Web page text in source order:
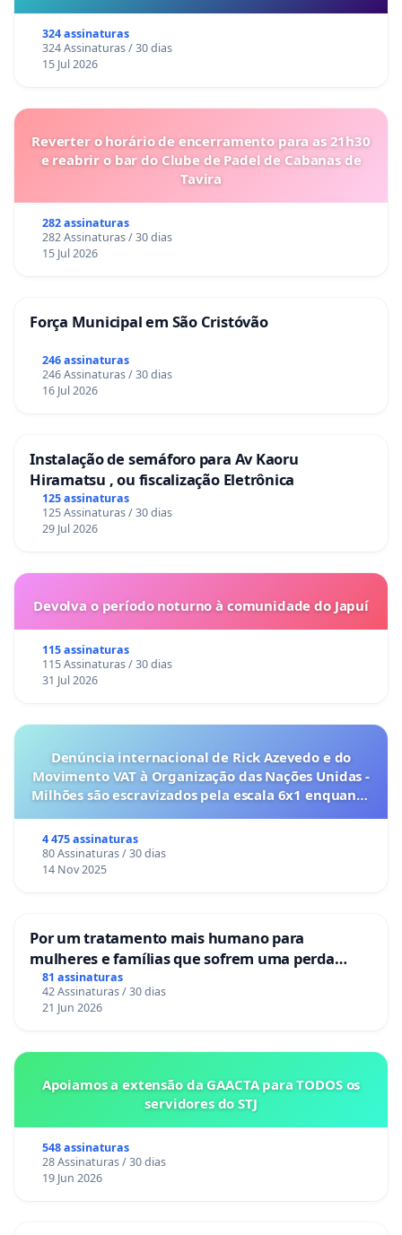
324 assinaturas
324 Assinaturas / 30 dias
15 Jul 2026
Reverter o horário de encerramento para as 21h30
e reabrir o bar do Clube de Padel de Cabanas de
Tavira
282 assinaturas
282 Assinaturas / 30 dias
15 Jul 2026
Força Municipal em São Cristóvão
246 assinaturas
246 Assinaturas / 30 dias
16 Jul 2026
Instalação de semáforo para Av Kaoru
Hiramatsu , ou fiscalização Eletrônica
125 assinaturas
125 Assinaturas / 30 dias
29 Jul 2026
Devolva o período noturno à comunidade do Japuí
115 assinaturas
115 Assinaturas / 30 dias
31 Jul 2026
Denúncia internacional de Rick Azevedo e do
Movimento VAT à Organização das Nações Unidas -
Milhões são escravizados pela escala 6x1 enquanto
4 475 assinaturas
80 Assinaturas / 30 dias
14 Nov 2025
Por um tratamento mais humano para
mulheres e famílias que sofrem uma perda
gestacional nos hospitais portugueses
81 assinaturas
42 Assinaturas / 30 dias
21 Jun 2026
Apoiamos a extensão da GAACTA para TODOS os
servidores do STJ
548 assinaturas
28 Assinaturas / 30 dias
19 Jun 2026